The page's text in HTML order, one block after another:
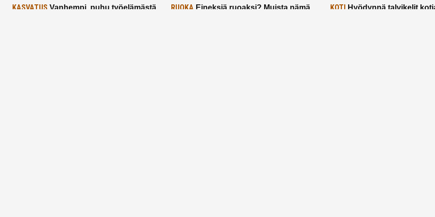
KASVATUS Vanhempi, puhu työelämästä
RUOKA Eineksiä ruoaksi? Muista nämä
KOTIHyödynnä talvikelit